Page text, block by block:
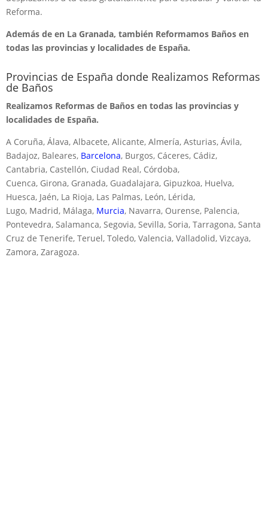
Reforma.
Además de en La Granada, también Reformamos Baños en
todas las provincias y localidades de España.
Provincias de España donde Realizamos Reformas
de Baños
Realizamos Reformas de Baños en todas las provincias y
localidades de España.
A Coruña, Álava, Albacete, Alicante, Almería, Asturias, Ávila,
Badajoz, Baleares, Barcelona, Burgos, Cáceres, Cádiz,
Cantabria, Castellón, Ciudad Real, Córdoba,
Cuenca, Girona, Granada, Guadalajara, Gipuzkoa, Huelva,
Huesca, Jaén, La Rioja, Las Palmas, León, Lérida,
Lugo, Madrid, Málaga, Murcia, Navarra, Ourense, Palencia,
Pontevedra, Salamanca, Segovia, Sevilla, Soria, Tarragona, Santa
Cruz de Tenerife, Teruel, Toledo, Valencia, Valladolid, Vizcaya,
Zamora, Zaragoza.